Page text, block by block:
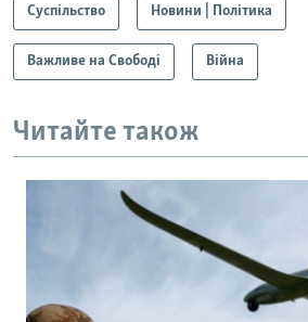
Суспільство Новини | Політика
Важливе на Свободі Війна
Читайте також